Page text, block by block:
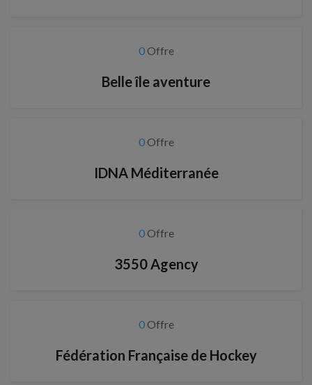
0Offre
Belle île aventure
0Offre
IDNA Méditerranée
0Offre
3550 Agency
0Offre
Fédération Française de Hockey